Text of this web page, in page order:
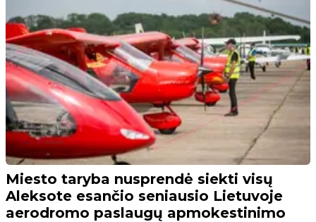
Miesto taryba nusprendė siekti visų
Aleksote esančio seniausio Lietuvoje
aerodromo paslaugų apmokestinimo